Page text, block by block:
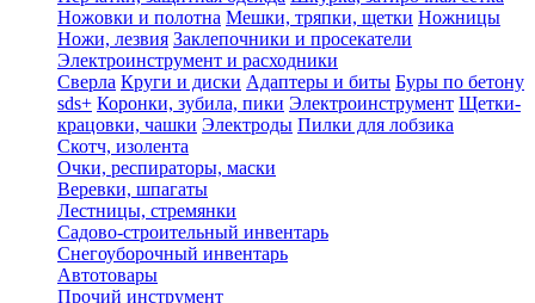
Ножовки и полотна Мешки, тряпки, щетки Ножницы
Ножи, лезвия Заклепочники и просекатели
Электроинструмент и расходники
Сверла Круги и диски Адаптеры и биты Буры по бетону
sds+ Коронки, зубила, пики Электроинструмент Щетки-
крацовки, чашки Электроды Пилки для лобзика
Скотч, изолента
Очки, респираторы, маски
Веревки, шпагаты
Лестницы, стремянки
Садово-строительный инвентарь
Снегоуборочный инвентарь
Автотовары
Прочий инструмент